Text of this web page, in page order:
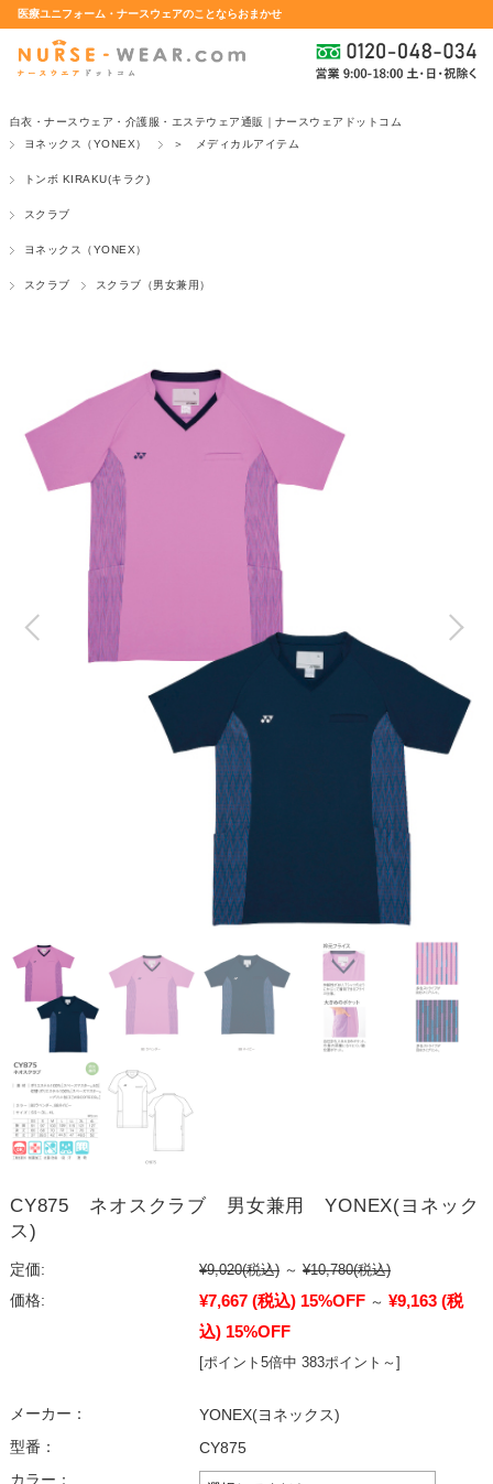
医療ユニフォーム・ナースウェアのことならおまかせ
白衣・ナースウェア・介護服・エステウェア通販｜ナースウェアドットコム
ヨネックス（YONEX）
＞ メディカルアイテム
トンボ KIRAKU(キラク)
スクラブ
ヨネックス（YONEX）
スクラブ スクラブ（男女兼用）
CY875 ネオスクラブ 男女兼用 YONEX(ヨネック
ス)
定価: ¥9,020(税込) ～ ¥10,780(税込)
価格:
¥7,667 (税込) 15%OFF ～ ¥9,163 (税
込) 15%OFF
[ポイント5倍中 383ポイント～]
メーカー：
YONEX(ヨネックス)
型番：
CY875
カラー：